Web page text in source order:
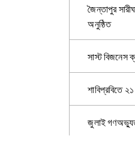
জৈন্তাপুর
অনুষ্ঠিত
সাস্ট বিজনেস
শাবিপ্রবিতে
জুলাই